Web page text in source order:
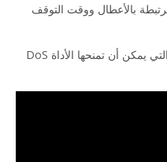
بالأعطال ووقت التوقف
فيما يلي مقطع فيديو يصف المميزات التي يمكن أن تمنحها الأداة DoS